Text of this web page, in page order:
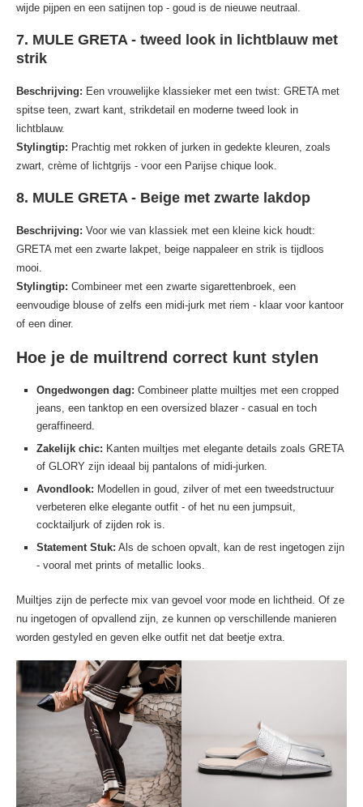
wijde pijpen en een satijnen top - goud is de nieuwe neutraal.
7. MULE GRETA - tweed look in lichtblauw met
strik
Beschrijving: Een vrouwelijke klassieker met een twist: GRETA met
spitse teen, zwart kant, strikdetail en moderne tweed look in
lichtblauw.
Stylingtip: Prachtig met rokken of jurken in gedekte kleuren, zoals
zwart, crème of lichtgrijs - voor een Parijse chique look.
8. MULE GRETA - Beige met zwarte lakdop
Beschrijving: Voor wie van klassiek met een kleine kick houdt:
GRETA met een zwarte lakpet, beige nappaleer en strik is tijdloos
mooi.
Stylingtip: Combineer met een zwarte sigarettenbroek, een
eenvoudige blouse of zelfs een midi-jurk met riem - klaar voor kantoor
of een diner.
Hoe je de muiltrend correct kunt stylen
Ongedwongen dag: Combineer platte muiltjes met een cropped
jeans, een tanktop en een oversized blazer - casual en toch
geraffineerd.
Zakelijk chic: Kanten muiltjes met elegante details zoals GRETA
of GLORY zijn ideaal bij pantalons of midi-jurken.
Avondlook: Modellen in goud, zilver of met een tweedstructuur
verbeteren elke elegante outfit - of het nu een jumpsuit,
cocktailjurk of zijden rok is.
Statement Stuk: Als de schoen opvalt, kan de rest ingetogen zijn
- vooral met prints of metallic looks.
Muiltjes zijn de perfecte mix van gevoel voor mode en lichtheid. Of ze
nu ingetogen of opvallend zijn, ze kunnen op verschillende manieren
worden gestyled en geven elke outfit net dat beetje extra.